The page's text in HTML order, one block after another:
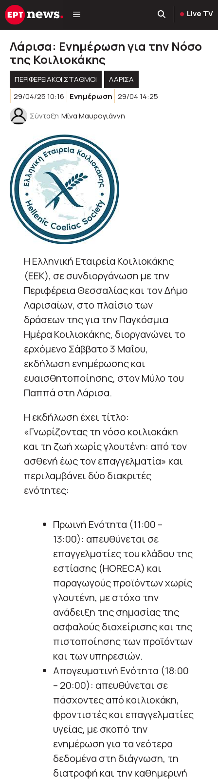
Μετάβαση
σε
Live TV
Λάρισα: Ενημέρωση για την Νόσο
της Κοιλιοκάκης
ΠΕΡΙΦΕΡΕΙΑΚΟΊ ΣΤΑΘΜΟΊ
ΛΑΡΙΣΑ
29/04/25 10:16
Ενημέρωση 29/04 14:25
Σύνταξη Μίνα Μαυρογιάννη
Η Ελληνική Εταιρεία Κοιλιοκάκης
(ΕΕΚ), σε συνδιοργάνωση με την
Περιφέρεια Θεσσαλίας και τον Δήμο
Λαρισαίων, στο πλαίσιο των
δράσεων της για την Παγκόσμια
Ημέρα Κοιλιοκάκης, διοργανώνει το
ερχόμενο Σάββατο 3 Μαΐου,
εκδήλωση ενημέρωσης και
ευαισθητοποίησης, στον Μύλο του
Παππά στη Λάρισα.
Η εκδήλωση έχει τίτλο:
«Γνωρίζοντας τη νόσο κοιλιοκάκη
και τη ζωή χωρίς γλουτένη: από τον
ασθενή έως τον επαγγελματία» και
περιλαμβάνει δύο διακριτές
ενότητες:
Πρωινή Ενότητα (11:00 –
13:00): απευθύνεται σε
επαγγελματίες του κλάδου της
εστίασης (HORECA) και
παραγωγούς προϊόντων χωρίς
γλουτένη, με στόχο την
ανάδειξη της σημασίας της
ασφαλούς διαχείρισης και της
πιστοποίησης των προϊόντων
και των υπηρεσιών.
Απογευματινή Ενότητα (18:00
– 20:00): απευθύνεται σε
πάσχοντες από κοιλιοκάκη,
φροντιστές και επαγγελματίες
υγείας, με σκοπό την
ενημέρωση για τα νεότερα
δεδομένα στη διάγνωση, τη
διατροφή και την καθημερινή